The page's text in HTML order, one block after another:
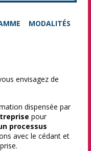
MODALITÉS
envisagez de
dispensée par
pour
processus
avec le cédant et